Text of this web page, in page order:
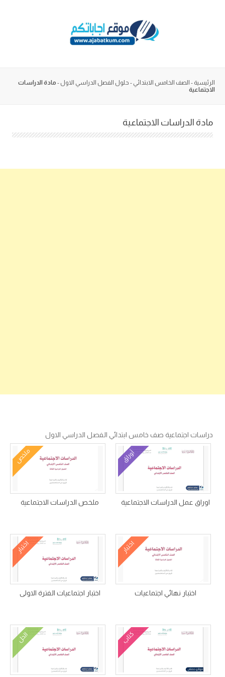
الرئيسية - الصف الخامس الابتدائي - حلول الفصل الدراسي الاول - مادة الدراسات
الاجتماعية
مادة الدراسات الاجتماعية
دراسات اجتماعية صف خامس ابتدائي الفصل الدراسي الاول
أوراق
اوراق عمل الدراسات الاجتماعية
ملخص
ملخص الدراسات الاجتماعية
اختبار
اختبار نهائي اجتماعيات
اختبار
اختبار اجتماعيات الفترة الاولى
كتاب الحل